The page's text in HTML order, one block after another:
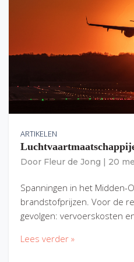
ARTIKELEN
Door Fleur de Jong 20
Spanningen in het Midden-
brandstofprijzen. Voor de
gevolgen: vervoerskosten
Lees verder »